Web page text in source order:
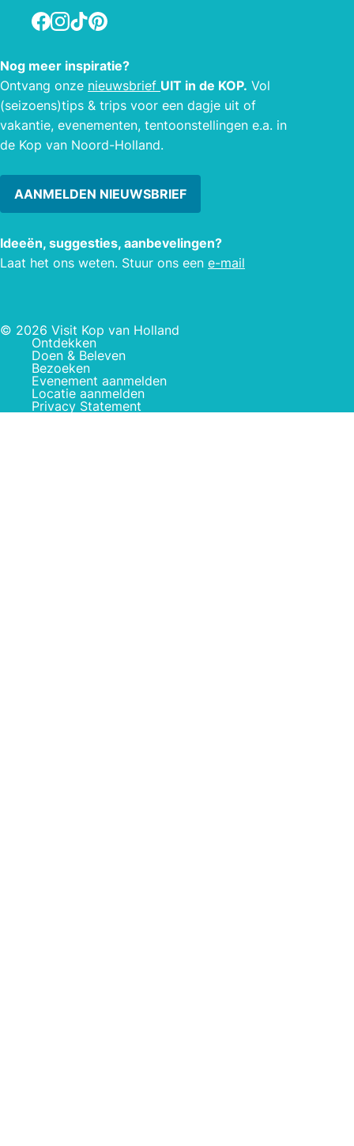
Facebook
Instagram
TikTokPinterest
Nog meer inspiratie?
Ontvang onze nieuwsbrief UIT in de KOP. Vol
(seizoens)tips & trips voor een dagje uit of
vakantie, evenementen, tentoonstellingen e.a. in
de Kop van Noord-Holland.
AANMELDEN NIEUWSBRIEF
Ideeën, suggesties, aanbevelingen?
Laat het ons weten. Stuur ons een e-mail
© 2026 Visit Kop van Holland
Ontdekken
Doen & Beleven
Bezoeken
Evenement aanmelden
Locatie aanmelden
Privacy Statement